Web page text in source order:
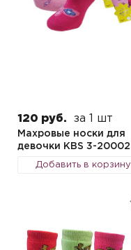
120 руб. за 1 шт
Махровые носки для
девочки KBS 3-20002
Добавить в корзину